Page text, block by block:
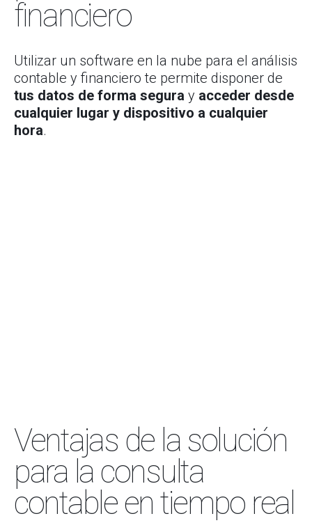
financiero
Utilizar un software en la nube para el análisis
contable y financiero te permite disponer de
tus datos de forma segura y acceder desde
cualquier lugar y dispositivo a cualquier
hora.
Ventajas de la solución
para la consulta
contable en tiempo real